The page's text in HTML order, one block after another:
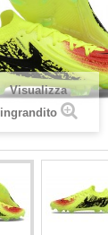
Visualizza
ingrandito